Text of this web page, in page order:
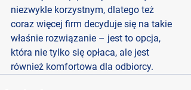
niezwykle korzystnym, dlatego też
coraz więcej firm decyduje się na takie
właśnie rozwiązanie – jest to opcja,
która nie tylko się opłaca, ale jest
również komfortowa dla odbiorcy.